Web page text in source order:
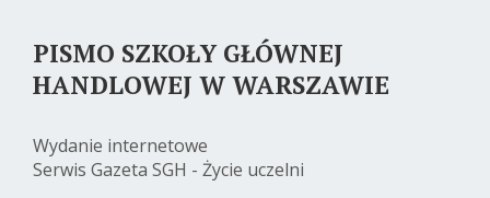
PISMO SZKOŁY GŁÓWNEJ
HANDLOWEJ W WARSZAWIE
Wydanie internetowe
Serwis Gazeta SGH - Życie uczelni